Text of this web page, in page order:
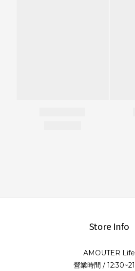
Store Info
AMOUTER Life
營業時間 /